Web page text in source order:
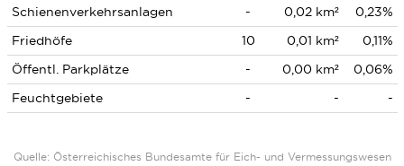
Schienenverkehrsanlagen
- 0,02 km²
0,23%
Friedhöfe
10 0,01 km²
0,11%
Öffentl. Parkplätze
- 0,00 km²
0,06%
Feuchtgebiete
- - -
Quelle: Österreichisches Bundesamte für Eich- und Vermessungswesen